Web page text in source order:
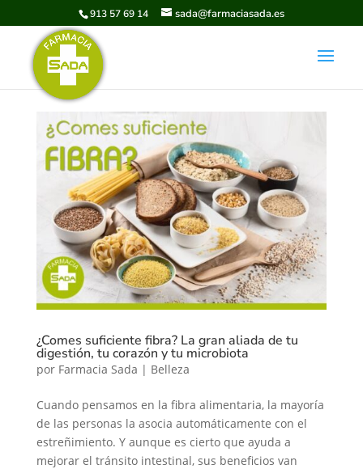
913 57 69 14 sada@farmaciasada.es
¿Comes suficiente fibra? La gran aliada de tu
digestión, tu corazón y tu microbiota
por Farmacia Sada | Belleza
Cuando pensamos en la fibra alimentaria, la mayoría
de las personas la asocia automáticamente con el
estreñimiento. Y aunque es cierto que ayuda a
mejorar el tránsito intestinal, sus beneficios van